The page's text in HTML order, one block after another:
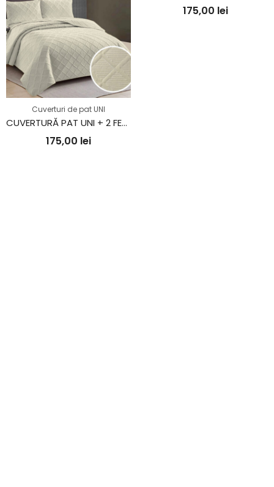
Cuverturi de pat UNI
CUVERTURĂ PAT UNI + 2 FEȚE DE PERNĂ – CREM DESCHIS
175,00 lei
175,00 lei